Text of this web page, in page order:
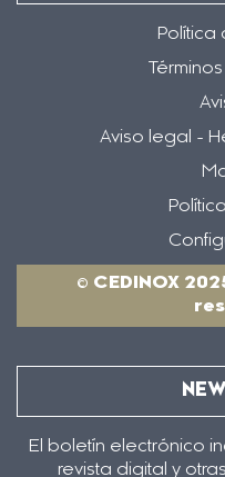
Política
Aviso legal -
© CEDINOX
El boletín electrónico
revista digital y